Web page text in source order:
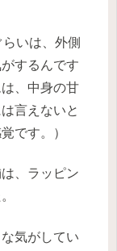
いは、外側
するんです
、中身の甘
言えないと
です。）
、ラッピン
気がしてい